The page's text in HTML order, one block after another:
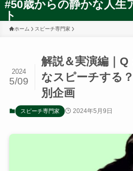
#50歳からの静かな人生
ト
ホーム スピーチ専門家
解説＆実演編｜
なスピーチする
別企画
2024
5/09
スピーチ専門家 2024年5月9日